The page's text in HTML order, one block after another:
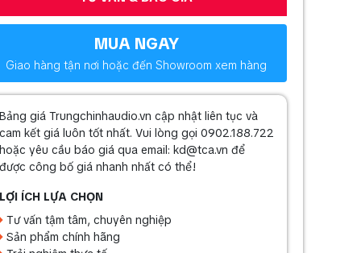
MUA NGAY
Giao hàng tận nơi hoặc đến Showroom xem hàng
Bảng giá Trungchinhaudio.vn cập nhật liên tục và
cam kết giá luôn tốt nhất. Vui lòng gọi 0902.188.722
hoặc yêu cầu báo giá qua email: kd@tca.vn để
được công bố giá nhanh nhất có thể!
LỢI ÍCH LỰA CHỌN
Tư vấn tậm tâm, chuyên nghiệp
Sản phẩm chính hãng